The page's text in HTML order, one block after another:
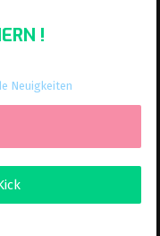
!
Neuigkeiten